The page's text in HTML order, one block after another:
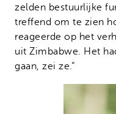
zelden bestuurlijke
treffend om te zien
reageerde op het
uit Zimbabwe. Het
gaan, zei ze.”